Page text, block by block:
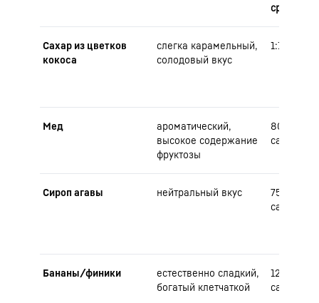
Сахар из цветков
кокоса
слегка карамельный,
солодовый вкус
1:1
Мед
ароматический,
высокое содержание
фруктозы
80 г
сахара
Сироп агавы нейтральный вкус
75 г
сахара
Бананы/финики
естественно сладкий,
богатый клетчаткой
125 г
сахара